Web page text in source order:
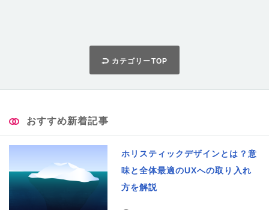
カテゴリーTOP
おすすめ新着記事
ホリスティックデザインとは？意
味と全体最適のUXへの取り入れ
方を解説